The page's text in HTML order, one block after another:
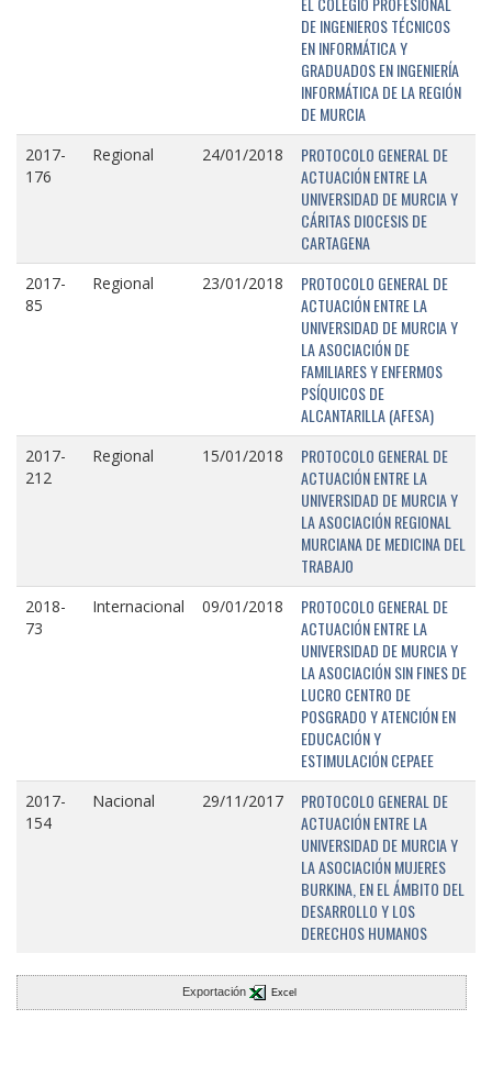
DE INGENIEROS TÉCNICOS
EN INFORMÁTICA Y
GRADUADOS EN INGENIERÍA
INFORMÁTICA DE LA REGIÓN
DE MURCIA
2017-
176
Regional 24/01/2018
PROTOCOLO GENERAL DE
ACTUACIÓN ENTRE LA
UNIVERSIDAD DE MURCIA Y
CÁRITAS DIOCESIS DE
CARTAGENA
2017-
85
Regional 23/01/2018
PROTOCOLO GENERAL DE
ACTUACIÓN ENTRE LA
UNIVERSIDAD DE MURCIA Y
LA ASOCIACIÓN DE
FAMILIARES Y ENFERMOS
PSÍQUICOS DE
ALCANTARILLA (AFESA)
2017-
212
Regional 15/01/2018
PROTOCOLO GENERAL DE
ACTUACIÓN ENTRE LA
UNIVERSIDAD DE MURCIA Y
LA ASOCIACIÓN REGIONAL
MURCIANA DE MEDICINA DEL
TRABAJO
2018-
73
Internacional 09/01/2018
PROTOCOLO GENERAL DE
ACTUACIÓN ENTRE LA
UNIVERSIDAD DE MURCIA Y
LA ASOCIACIÓN SIN FINES DE
LUCRO CENTRO DE
POSGRADO Y ATENCIÓN EN
EDUCACIÓN Y
ESTIMULACIÓN CEPAEE
2017-
154
Nacional 29/11/2017
PROTOCOLO GENERAL DE
ACTUACIÓN ENTRE LA
UNIVERSIDAD DE MURCIA Y
LA ASOCIACIÓN MUJERES
BURKINA, EN EL ÁMBITO DEL
DESARROLLO Y LOS
DERECHOS HUMANOS
Exportación Excel